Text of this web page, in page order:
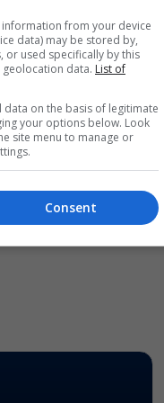
e
raporton
9.9.2024 deri
edhe të
deri në ora
thuhet në
from your device
data) may be stored by,
or used specifically by this
geolocation data. List of
on the basis of legitimate
your options below. Look
site menu to manage or
Consent